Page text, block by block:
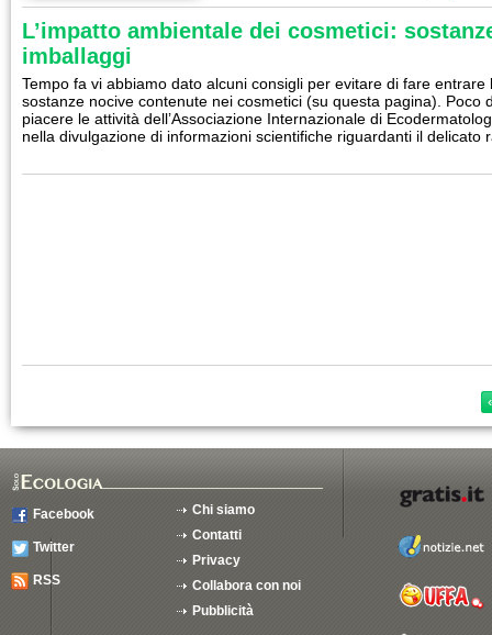
L’impatto ambientale dei cosmetici:
imballaggi
Tempo fa vi abbiamo dato alcuni consigli per evitare di fare
sostanze nocive contenute nei cosmetici (su questa pagina). Poco
piacere le attività dell’Associazione Internazionale di
nella divulgazione di informazioni scientifiche riguardanti il
Facebook
Twitter
RSS
Chi siamo
Contatti
Privacy
Collabora con noi
Pubblicità